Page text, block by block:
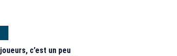
c’est un peu